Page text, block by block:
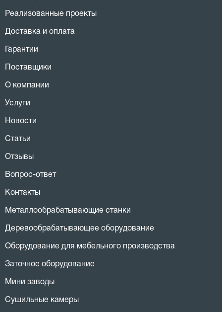
Реализованные проекты
Доставка и оплата
Гарантии
Поставщики
О компании
Услуги
Новости
Статьи
Отзывы
Вопрос-ответ
Контакты
Металлообрабатывающие станки
Деревообрабатывающее оборудование
Оборудование для мебельного производства
Заточное оборудование
Мини заводы
Сушильные камеры